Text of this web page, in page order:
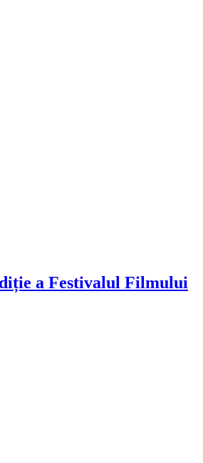
a Festivalul Filmului